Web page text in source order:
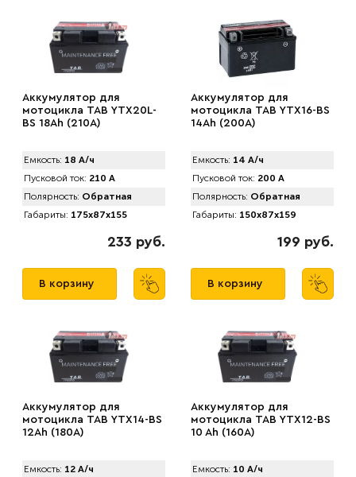
Аккумулятор для
мотоцикла TAB YTX20L-
BS 18Ah (210А)
Емкость: 18 А/ч
Пусковой ток: 210 А
Полярность: Обратная
Габариты: 175x87x155
233 руб.
В корзину
Аккумулятор для
мотоцикла TAB YTX16-BS
14Ah (200А)
Емкость: 14 А/ч
Пусковой ток: 200 А
Полярность: Обратная
Габариты: 150x87x159
199 руб.
В корзину
Аккумулятор для
мотоцикла TAB YTX14-BS
12Ah (180А)
Емкость: 12 А/ч
Аккумулятор для
мотоцикла TAB YTX12-BS
10 Ah (160А)
Емкость: 10 А/ч